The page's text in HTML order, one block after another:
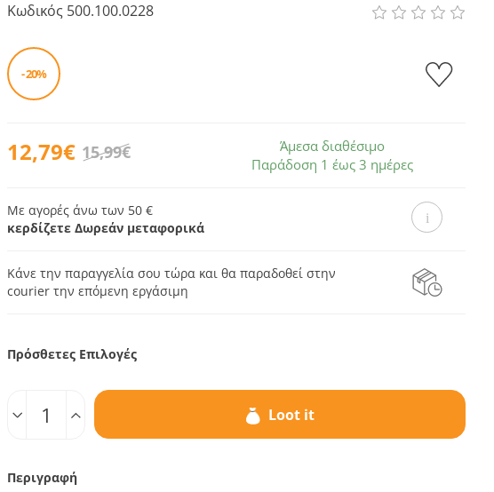
Κωδικός 500.100.0228
- 20%
12,79€ 15,99€
Άμεσα διαθέσιμο
Παράδοση 1 έως 3 ημέρες
Με αγορές άνω των 50 €
κερδίζετε Δωρεάν μεταφορικά
Κάνε την παραγγελία σου τώρα και θα παραδοθεί στην
courier την επόμενη εργάσιμη
Πρόσθετες Επιλογές
Loot it
Περιγραφή